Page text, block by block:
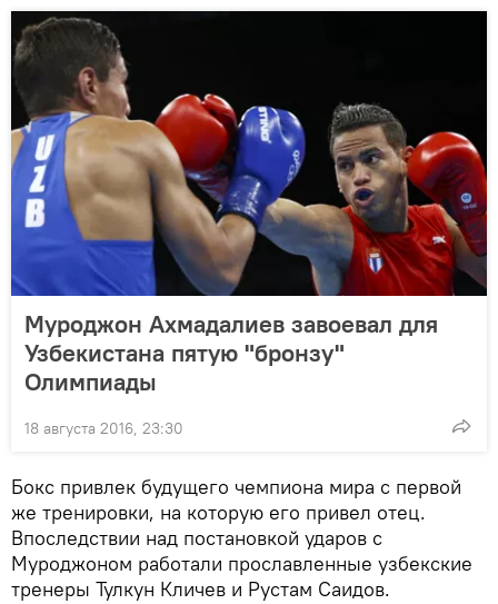
Муроджон Ахмадалиев завоевал для
Узбекистана пятую "бронзу"
Олимпиады
18 августа 2016, 23:30
Бокс привлек будущего чемпиона мира с первой
же тренировки, на которую его привел отец.
Впоследствии над постановкой ударов с
Муроджоном работали прославленные узбекские
тренеры Тулкун Кличев и Рустам Саидов.